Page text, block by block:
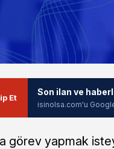
Et
Son ilan ve
isinolsa.com'u
görev yapmak